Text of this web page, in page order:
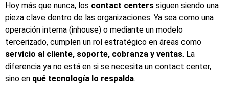
Hoy más que nunca, los contact centers siguen siendo una
pieza clave dentro de las organizaciones. Ya sea como una
operación interna (inhouse) o mediante un modelo
tercerizado, cumplen un rol estratégico en áreas como
servicio al cliente, soporte, cobranza y ventas. La
diferencia ya no está en si se necesita un contact center,
sino en qué tecnología lo respalda.